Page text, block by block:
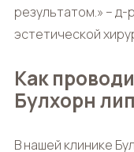
результатом.» – д-
эстетической
Как
Булхорн
В нашей клинике